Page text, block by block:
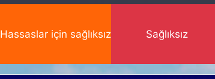
Hassaslar için sağlıksız Sağlıksız